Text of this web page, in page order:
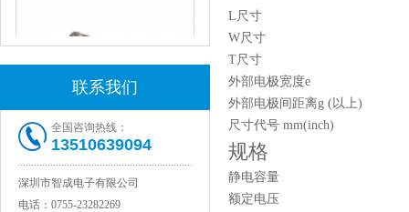
联系我们
全国咨询热线：
13510639094
深圳市智成电子有限公司
电话： 0755-23282269
L尺寸
W尺寸
T尺寸
外部电极宽度e
外部电极间距离g (以上)
尺寸代号 mm(inch)
规格
静电容量
额定电压